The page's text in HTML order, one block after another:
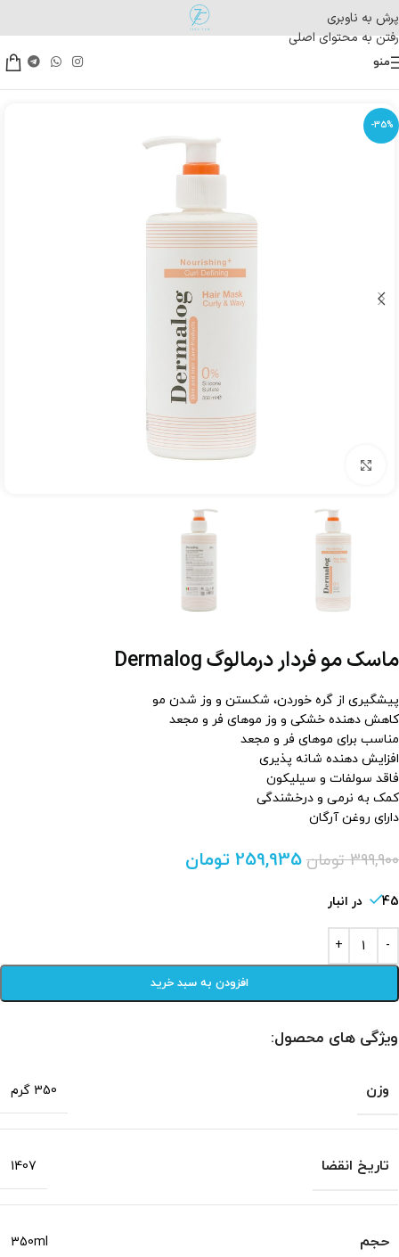
پرش به ناوبری
رفتن به محتوای اصلی
منو
-35%
برای بزرگنمایی کلیک کنید
ماسک مو فردار درمالوگ Dermalog
پیشگیری از گره خوردن، شکستن و وز شدن مو
کاهش دهنده خشکی و وز موهای فر و مجعد
مناسب برای موهای فر و مجعد
افزایش دهنده شانه پذیری
فاقد سولفات و سیلیکون
کمک به نرمی و درخشندگی
دارای روغن آرگان
399,900 تومان 259,935 تومان
45 در انبار
افزودن به سبد خرید
ویژگی های محصول:
وزن 350 گرم
تاریخ انقضا 1407
حجم 350ml